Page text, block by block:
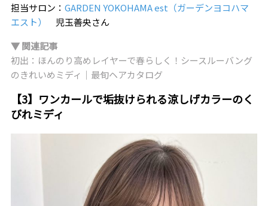
担当サロン： GARDEN YOKOHAMA est（ガーデンヨコハマ
エスト）
児玉善央さん
▼ 関連記事
初出：ほんのり高めレイヤーで春らしく！シースルーバング
のきれいめミディ｜最旬ヘアカタログ
【3】ワンカールで垢抜けられる涼しげカラーのく
びれミディ